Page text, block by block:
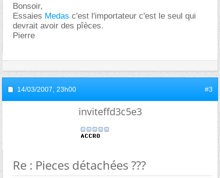
Bonsoir,
Essaies Medas c'est l'importateur c'est le seul qui
devrait avoir des pîèces.
Pierre
14/03/2007, 23h00 #3
inviteffd3c5e3
Re : Pieces détachées ???